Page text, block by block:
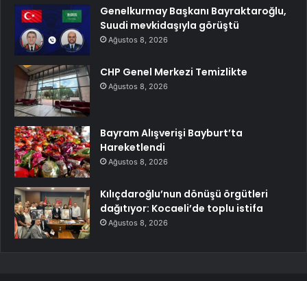
Genelkurmay Başkanı Bayraktaroğlu,
Suudi mevkidaşıyla görüştü
Ağustos 8, 2026
CHP Genel Merkezi Temizlikte
Ağustos 8, 2026
Bayram Alışverişi Bayburt’ta
Hareketlendi
Ağustos 8, 2026
Kılıçdaroğlu’nun dönüşü örgütleri
dağıtıyor: Kocaeli’de toplu istifa
Ağustos 8, 2026